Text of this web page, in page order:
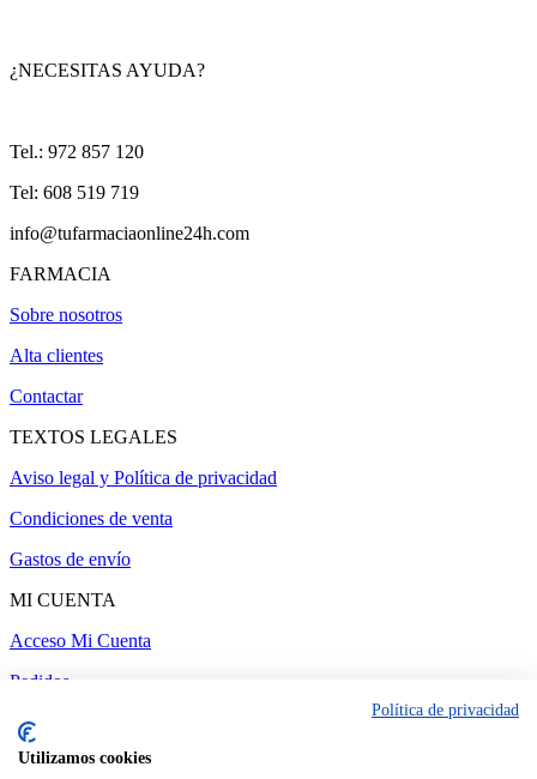
¿NECESITAS AYUDA?
Tel.: 972 857 120
Tel: 608 519 719
info@tufarmaciaonline24h.com
FARMACIA
Sobre nosotros
Alta clientes
Contactar
TEXTOS LEGALES
Aviso legal y Política de privacidad
Condiciones de venta
Gastos de envío
MI CUENTA
Acceso Mi Cuenta
Pedidos
Política de privacidad
Utilizamos cookies